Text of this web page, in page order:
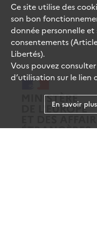
Ce site utilise des
son bon
donnée personnelle
consentements
Libertés).
Vous pouvez
d’utilisation sur le lien
En savoir plus